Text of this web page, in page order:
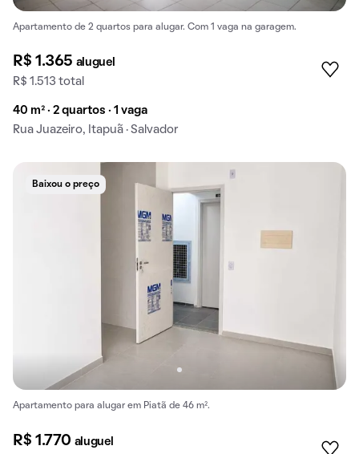
Apartamento de 2 quartos para alugar. Com 1 vaga na garagem.
R$ 1.365 aluguel
R$ 1.513 total
40 m² · 2 quartos · 1 vaga
Rua Juazeiro, Itapuã · Salvador
Baixou o preço
Apartamento para alugar em Piatã de 46 m².
R$ 1.770 aluguel